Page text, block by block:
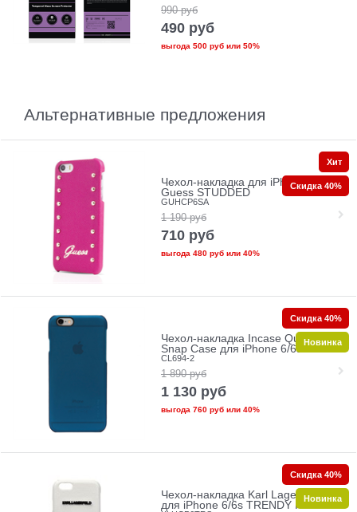
990 руб
490 руб
выгода 500 рубили 50%
Альтернативные предложения
Чехол-накладка для iPhone 6/6s
Guess STUDDED
GUHCP6SA
1 190 руб
710 руб
выгода 480 рубили 40%
Хит
Скидка 40%
Чехол-накладка Incase Quick
Snap Case для iPhone 6/6s
CL694-2
1 890 руб
1 130 руб
выгода 760 рубили 40%
Скидка 40%
Новинка
Чехол-накладка Karl Lagerfeld
для iPhone 6/6s TRENDY Hard
Скидка 40%
Новинка